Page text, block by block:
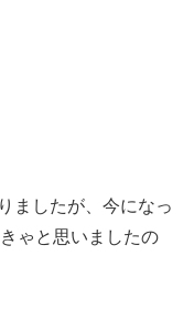
ましたが、今になっ
ゃと思いましたの